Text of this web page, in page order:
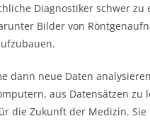
Diagnostiker schwer zu
Bilder von
dann neue Daten
aus Datensätzen zu
die Zukunft der Medizin. Sie